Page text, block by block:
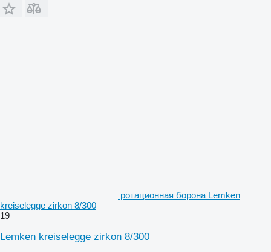
ротационная борона Lemken
kreiselegge zirkon 8/300
19
Lemken kreiselegge zirkon 8/300